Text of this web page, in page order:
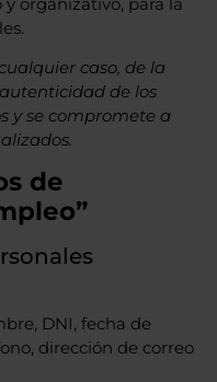
caso, de la
de los
y se compromete a
de
DNI, fecha de
dirección de correo